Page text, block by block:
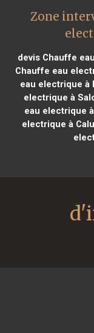
Zone
devis Chauffe
Chauffe eau
eau electrique à
electrique à
eau electrique
electrique à